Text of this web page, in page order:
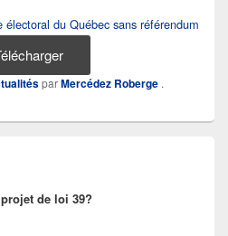
du Québec sans référendum
parMercédez Roberge .
de loi 39?